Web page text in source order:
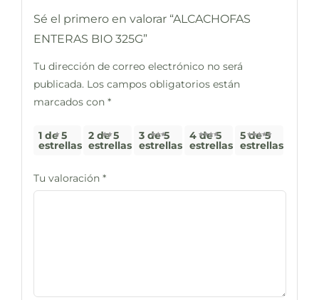
Sé el primero en valorar “ALCACHOFAS
ENTERAS BIO 325G”
Tu dirección de correo electrónico no será
publicada. Los campos obligatorios están
marcados con *
1 de 5
estrellas
2 de 5
estrellas
3 de 5
estrellas
4 de 5
estrellas
5 de 5
estrellas
Tu valoración *